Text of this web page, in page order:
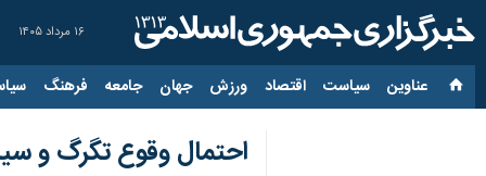
۱۶ مرداد ۱۴۰۵
عناوین‌ سیاست اقتصاد ورزش جهان جامعه فرهنگ
احتمال وقوع تگرگ و